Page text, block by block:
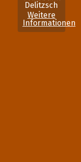
Delitzsch
Weitere
Informationen